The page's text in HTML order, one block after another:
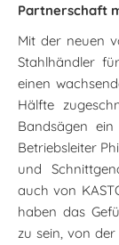
Partnerschaft
Mit der neuen
Stahlhändler
einen
Hälfte
Bandsägen
Betriebsleiter
und
auch von
haben das
zu sein, von